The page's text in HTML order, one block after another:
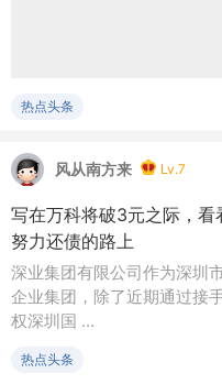
热点头条
风从南方来
写在万科将破3元之际，看
努力还债的路上
深业集团有限公司作为深